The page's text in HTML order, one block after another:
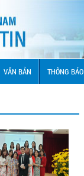
VĂN BẢN THÔNG BÁO